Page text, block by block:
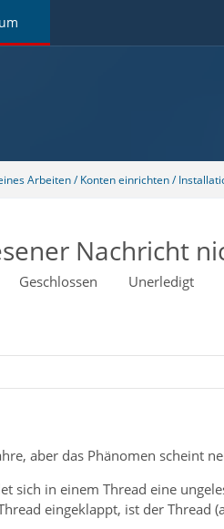
Arbeiten / Konten einrichten /
Nachricht
Geschlossen Unerledigt
aber das Phänomen scheint
sich in einem Thread eine
eingeklappt, ist der Thread